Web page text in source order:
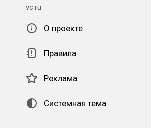
vc.ru
О проекте
Правила
Реклама
Системная тема